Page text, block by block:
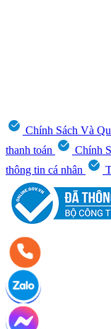
Chính Sách Và
thanh toán
Chính
thông tin cá nhân